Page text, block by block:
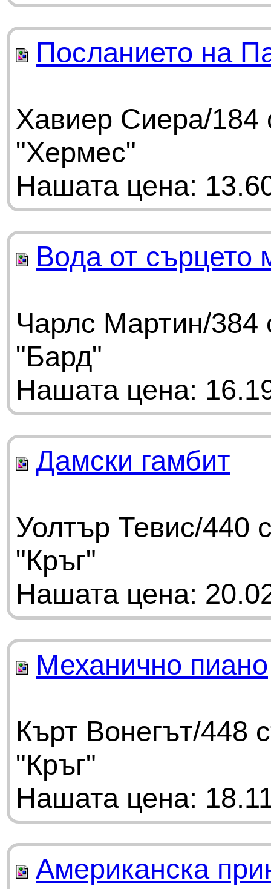
Посланието на
Хавиер Сиера/
"Хермес"
Нашата цена:
Вода от сърцето
Чарлс Мартин/
"Бард"
Нашата цена:
Дамски гамбит
Уолтър Тевис/440
"Кръг"
Нашата цена:
Механично пиано
Кърт Вонегът/448
"Кръг"
Нашата цена:
Американска